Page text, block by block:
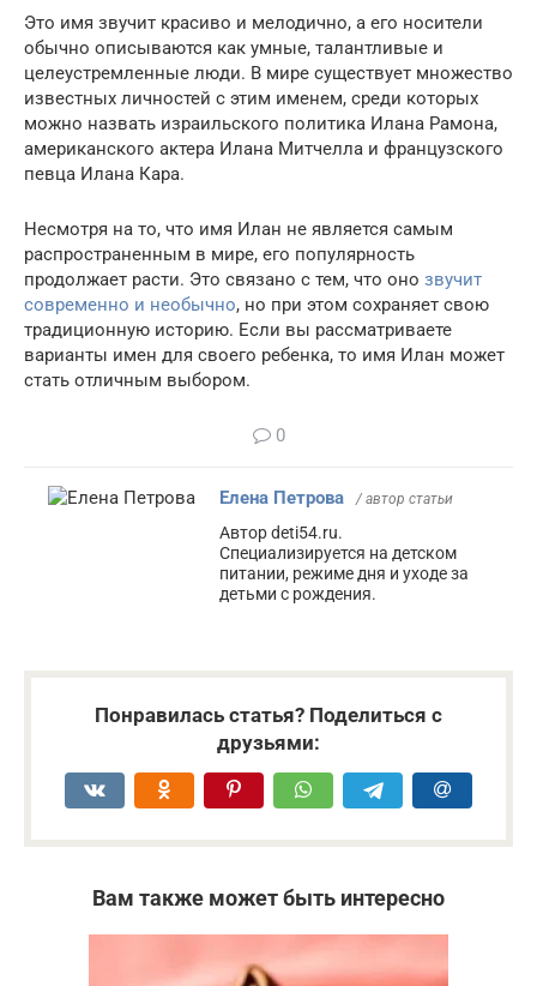
Это имя звучит красиво и мелодично, а его носители
обычно описываются как умные, талантливые и
целеустремленные люди. В мире существует множество
известных личностей с этим именем, среди которых
можно назвать израильского политика Илана Рамона,
американского актера Илана Митчелла и французского
певца Илана Кара.
Несмотря на то, что имя Илан не является самым
распространенным в мире, его популярность
продолжает расти. Это связано с тем, что оно звучит
современно и необычно, но при этом сохраняет свою
традиционную историю. Если вы рассматриваете
варианты имен для своего ребенка, то имя Илан может
стать отличным выбором.
0
Елена Петрова / автор статьи
Автор deti54.ru.
Специализируется на детском
питании, режиме дня и уходе за
детьми с рождения.
Понравилась статья? Поделиться с
друзьями:
Вам также может быть интересно